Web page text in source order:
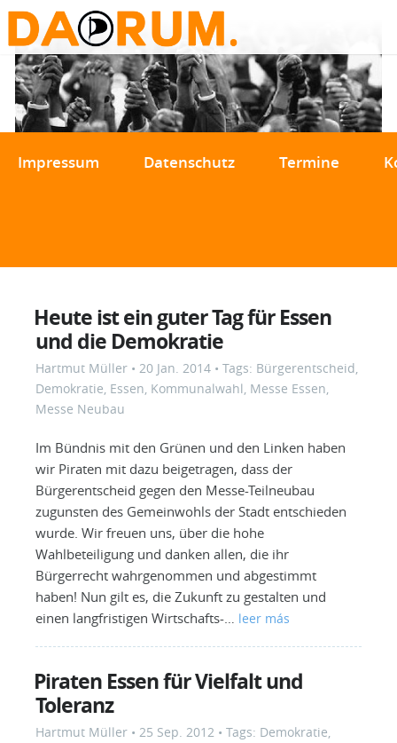
Impressum Datenschutz Termine
Heute ist ein guter Tag für Essen
und die Demokratie
Hartmut Müller •20 Jan. 2014 • Tags: Bürgerentscheid,
Demokratie, Essen, Kommunalwahl, Messe Essen,
Messe Neubau
Im Bündnis mit den Grünen und den Linken haben
wir Piraten mit dazu beigetragen, dass der
Bürgerentscheid gegen den Messe-Teilneubau
zugunsten des Gemeinwohls der Stadt entschieden
wurde. Wir freuen uns, über die hohe
Wahlbeteiligung und danken allen, die ihr
Bürgerrecht wahrgenommen und abgestimmt
haben! Nun gilt es, die Zukunft zu gestalten und
einen langfristigen Wirtschafts-… leer más
Piraten Essen für Vielfalt und
Toleranz
Hartmut Müller •25 Sep. 2012 • Tags: Demokratie,